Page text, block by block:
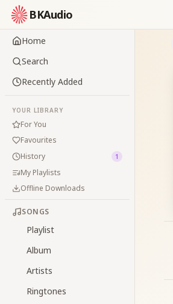
BKAudio
Home
Search
Recently Added
YOUR LIBRARY
For You
Favourites
History
1
My Playlists
Offline Downloads
SONGS
Playlist
Album
Artists
Ringtones